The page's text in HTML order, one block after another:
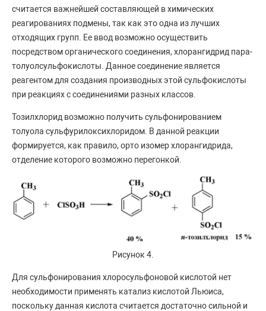
считается важнейшей составляющей в химических
реагированиях подмены, так как это одна из лучших
отходящих групп. Ее ввод возможно осуществить
посредством органического соединения, хлорангидрид пара-
толуолсульфокислоты. Данное соединение является
реагентом для создания производных этой сульфокислоты
при реакциях с соединениями разных классов.
Тозилхлорид возможно получить сульфонированием
толуола сульфурилоксихлоридом. В данной реакции
формируется, как правило, орто изомер хлорангидрида,
отделение которого возможно перегонкой.
Рисунок 4.
Для сульфонирования хлоросульфоновой кислотой нет
необходимости применять катализ кислотой Льюиса,
поскольку данная кислота считается достаточно сильной и